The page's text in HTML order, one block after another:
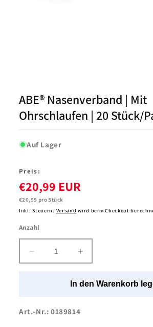
öffnenABE® Nasenverband | Mit
Ohrschlaufen | 20 Stück/
Auf Lager
Preis:
€20,99 EUR
Grundpreis
€20,99 pro Stück
Inkl. Steuern. Versand wird beim Checkout
Anzahl
Anzahl
Verringere
die
Nasenverband
Erhöhe
die
für
Nasenverband
In den Warenkorb
Art.-Nr.: 0189814